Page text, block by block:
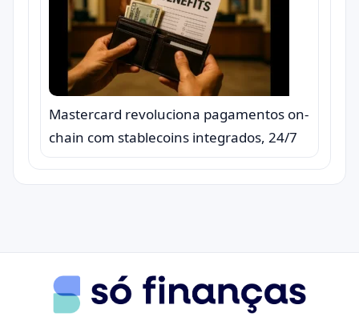
Mastercard revoluciona pagamentos on-
chain com stablecoins integrados, 24/7